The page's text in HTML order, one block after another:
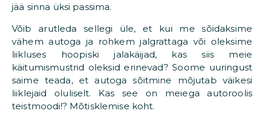
jää sinna üksi passima.
Võib arutleda sellegi üle, et kui me sõidaksime
vähem autoga ja rohkem jalgrattaga või oleksime
liikluses hoopiski jalakäijad, kas siis meie
käitumismustrid oleksid erinevad? Soome uuringust
saime teada, et autoga sõitmine mõjutab väikesi
liiklejaid oluliselt. Kas see on meiega autoroolis
teistmoodi!? Mõtisklemise koht.